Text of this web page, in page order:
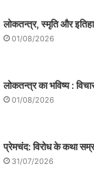
लोकतन्त्र, स्मृति और
01/08/2026
लोकतन्त्र का भविष्य :
01/08/2026
प्रेमचंद: विरोध के कथा
31/07/2026